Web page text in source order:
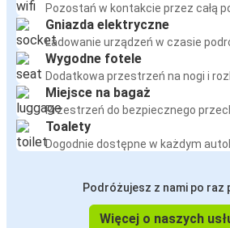
Pozostań w kontakcie przez całą
Gniazda elektryczne
Ładowanie urządzeń w czasie
Wygodne fotele
Dodatkowa przestrzeń na nogi i
Miejsce na bagaż
Przestrzeń do bezpiecznego
Toalety
Dogodnie dostępne w każdym
Podróżujesz z nami po raz
Więcej o naszych